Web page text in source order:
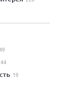
44
19